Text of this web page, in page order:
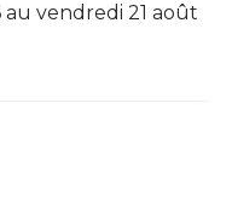
vendredi 21 août